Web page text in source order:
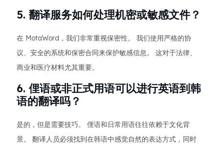
5. 翻译服务如何处理机密或敏感文件？
在 MotaWord，我们非常重视保密性。 我们使用严格的协
议、安全的系统和保密合同来保护敏感信息。 这对于法律、
商业和医疗材料尤其重要。
6. 俚语或非正式用语可以进行英语到韩
语的翻译吗？
是的，但是需要技巧。 俚语和日常用语往往依赖于文化背
景。 翻译人员必须找到在韩语中感觉自然的表达方式，同时